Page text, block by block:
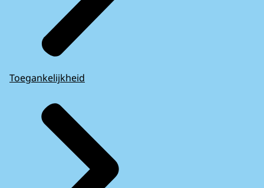
Toegankelijkheid